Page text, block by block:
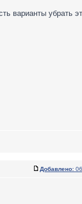
варианты убрать
Добавлено: